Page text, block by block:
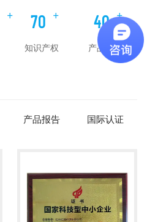
+ 70 +
知识产权
40 +
产品认证
产品报告 国际认证